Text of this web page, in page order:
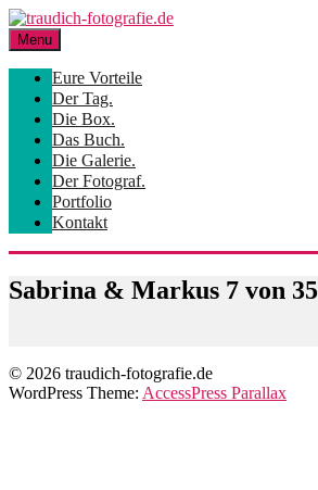
Skip
to
content
Menu
Eure Vorteile
Der Tag.
Die Box.
Das Buch.
Die Galerie.
Der Fotograf.
Portfolio
Kontakt
Sabrina & Markus 7 von 35
© 2026 traudich-fotografie.de
WordPress Theme: AccessPress Parallax